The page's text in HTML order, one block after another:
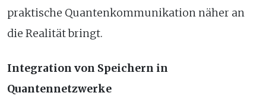
praktische Quantenkommunikation näher an
die Realität bringt.
Integration von Speichern in
Quantennetzwerke